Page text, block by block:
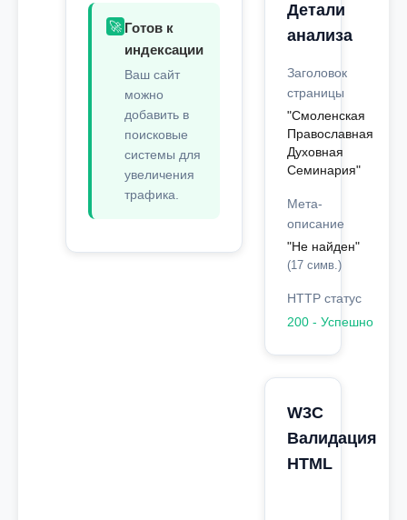
🚀 Готов к
индексации
Ваш сайт
можно
добавить в
поисковые
системы для
увеличения
трафика.
Детали
анализа
Заголовок
страницы
"Смоленская
Православная
Духовная
Семинария"
Мета-
описание
"Не найден"
(17 симв.)
HTTP статус
200 - Успешно
W3C
Валидация
HTML